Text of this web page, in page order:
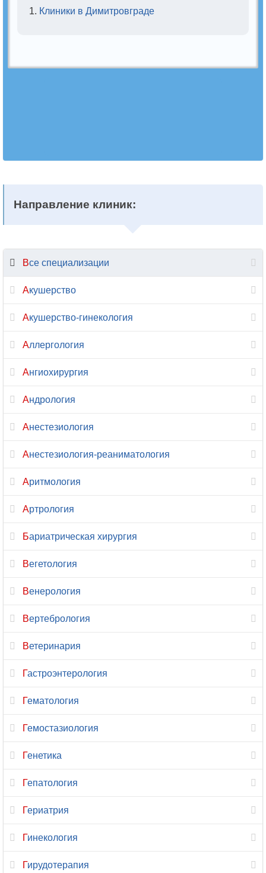
Венерология
Гериатрия
болезни
Кардиология
Кинезиология
Колопроктология
Косметология
Косметология-
физкультура
Магнитно-
Клиники в Димитровграде
Направление клиник:
Все специализации
Акушерство
Акушерство-гинекология
Аллергология
Ангиохирургия
Андрология
Анестезиология
Анестезиология-реаниматология
Аритмология
Артрология
Бариатрическая хирургия
Вегетология
Венерология
Вертебрология
Ветеринария
Гастроэнтерология
Гематология
Гемостазиология
Генетика
Гепатология
Гериатрия
Гинекология
Гирудотерапия